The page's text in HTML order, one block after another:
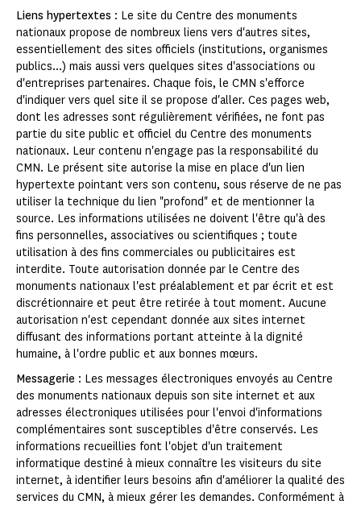
Liens hypertextes : Le site du Centre des monuments
nationaux propose de nombreux liens vers d'autres sites,
essentiellement des sites officiels (institutions, organismes
publics...) mais aussi vers quelques sites d'associations ou
d'entreprises partenaires. Chaque fois, le CMN s'efforce
d'indiquer vers quel site il se propose d'aller. Ces pages web,
dont les adresses sont régulièrement vérifiées, ne font pas
partie du site public et officiel du Centre des monuments
nationaux. Leur contenu n'engage pas la responsabilité du
CMN. Le présent site autorise la mise en place d'un lien
hypertexte pointant vers son contenu, sous réserve de ne pas
utiliser la technique du lien "profond" et de mentionner la
source. Les informations utilisées ne doivent l'être qu'à des
fins personnelles, associatives ou scientifiques ; toute
utilisation à des fins commerciales ou publicitaires est
interdite. Toute autorisation donnée par le Centre des
monuments nationaux l'est préalablement et par écrit et est
discrétionnaire et peut être retirée à tout moment. Aucune
autorisation n'est cependant donnée aux sites internet
diffusant des informations portant atteinte à la dignité
humaine, à l'ordre public et aux bonnes mœurs.
Messagerie : Les messages électroniques envoyés au Centre
des monuments nationaux depuis son site internet et aux
adresses électroniques utilisées pour l'envoi d'informations
complémentaires sont susceptibles d'être conservés. Les
informations recueillies font l'objet d'un traitement
informatique destiné à mieux connaître les visiteurs du site
internet, à identifier leurs besoins afin d'améliorer la qualité des
services du CMN, à mieux gérer les demandes. Conformément à